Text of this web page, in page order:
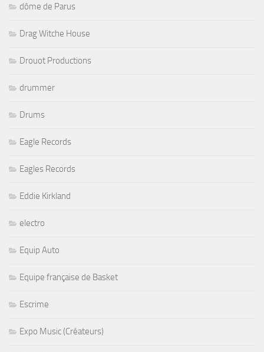
dôme de Parus
Drag Witche House
Drouot Productions
drummer
Drums
Eagle Records
Eagles Records
Eddie Kirkland
electro
Equip Auto
Equipe française de Basket
Escrime
Expo Music (Créateurs)